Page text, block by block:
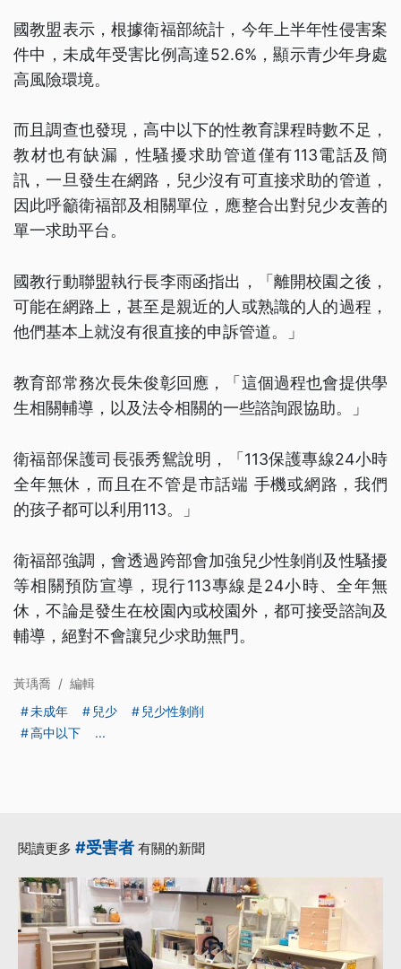
國教盟表示，根據衛福部統計，今年上半年性侵害案
件中，未成年受害比例高達52.6%，顯示青少年身處
高風險環境。
而且調查也發現，高中以下的性教育課程時數不足，
教材也有缺漏，性騷擾求助管道僅有113電話及簡
訊，一旦發生在網路，兒少沒有可直接求助的管道，
因此呼籲衛福部及相關單位，應整合出對兒少友善的
單一求助平台。
國教行動聯盟執行長李雨函指出，「離開校園之後，
可能在網路上，甚至是親近的人或熟識的人的過程，
他們基本上就沒有很直接的申訴管道。」
教育部常務次長朱俊彰回應，「這個過程也會提供學
生相關輔導，以及法令相關的一些諮詢跟協助。」
衛福部保護司長張秀鴛說明，「113保護專線24小時
全年無休，而且在不管是市話端 手機或網路，我們
的孩子都可以利用113。」
衛福部強調，會透過跨部會加強兒少性剝削及性騷擾
等相關預防宣導，現行113專線是24小時、全年無
休，不論是發生在校園內或校園外，都可接受諮詢及
輔導，絕對不會讓兒少求助無門。
黃瑀喬 / 編輯
未成年
兒少
兒少性剝削
高中以下
...
閱讀更多 #受害者 有關的新聞